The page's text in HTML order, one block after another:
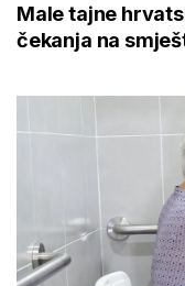
Male tajne
čekanja na